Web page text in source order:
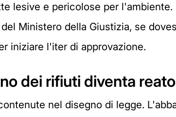
lesive e pericolose per
Ministero della Giustizia, se
iniziare l'iter di approvazione.
dei rifiuti diventa reato
nel disegno di legge.